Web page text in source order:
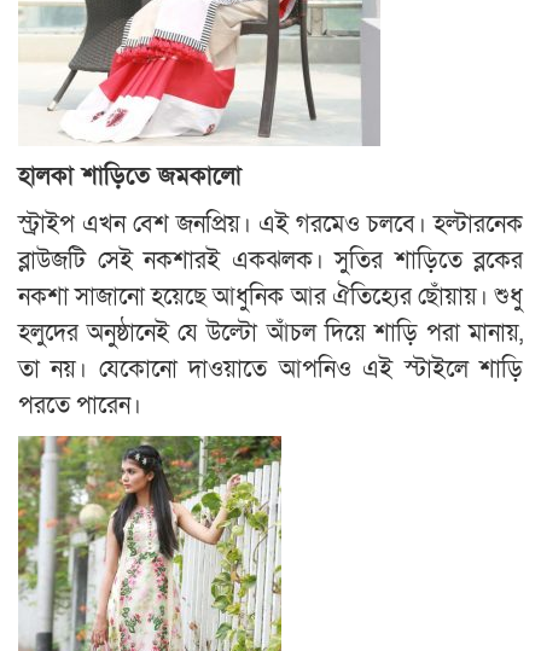
হালকা শাড়িতে জমকালো
স্ট্রাইপ এখন বেশ জনপ্রিয়। এই গরমেও চলবে। হল্টারনেক
ব্লাউজটি সেই নকশারই একঝলক। সুতির শাড়িতে ব্লকের
নকশা সাজানো হয়েছে আধুনিক আর ঐতিহ্যের ছোঁয়ায়। শুধু
হলুদের অনুষ্ঠানেই যে উল্টো আঁচল দিয়ে শাড়ি পরা মানায়,
তা নয়। যেকোনো দাওয়াতে আপনিও এই স্টাইলে শাড়ি
পরতে পারেন।